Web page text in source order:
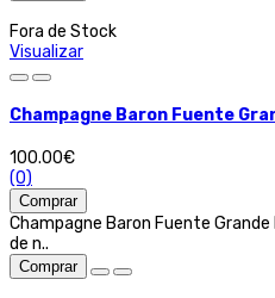
Fora de Stock
Visualizar
Champagne Baron Fuente
100.00€
(0)
Comprar
Champagne Baron Fuente
de n..
Comprar